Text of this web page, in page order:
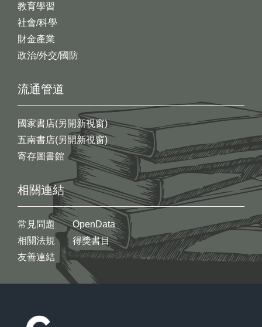
教育學習
社會/科學
財金產業
政治/外交/國防
流通管道
國家書店(另開新視窗)
五南書店(另開新視窗)
寄存圖書館
相關連結
常見問題
相關法規
友善連結
OpenData
得獎書目